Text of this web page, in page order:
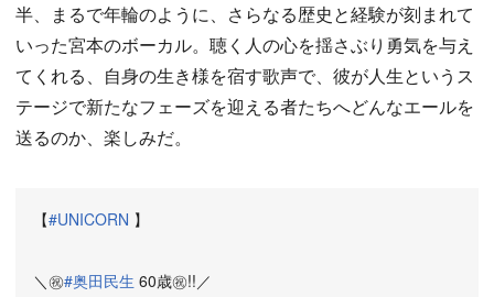
半、まるで年輪のように、さらなる歴史と経験が刻まれて
いった宮本のボーカル。聴く人の心を揺さぶり勇気を与え
てくれる、自身の生き様を宿す歌声で、彼が人生というス
テージで新たなフェーズを迎える者たちへどんなエールを
送るのか、楽しみだ。
【#UNICORN 】
＼㊗️#奥田民生 60歳㊗️!!／